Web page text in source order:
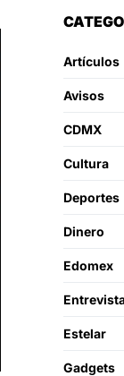
Artículos
Avisos
CDMX
Cultura
Deportes
Dinero
Edomex
Estelar
Gadgets